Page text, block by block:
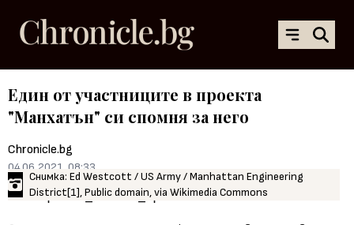
Един от участниците в проекта
"Манхатън" си спомня за него
Chronicle.bg
04.06.2021, 08:33
Снимка: Ed Westcott / US Army / Manhattan Engineering
District[1], Public domain, via Wikimedia Commons